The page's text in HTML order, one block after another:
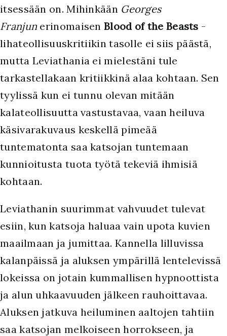
itsessään on. Mihinkään Georges
Franjun erinomaisenBlood of the Beasts -
lihateollisuuskritiikin tasolle ei siis päästä,
mutta Leviathania ei mielestäni tule
tarkastellakaan kritiikkinä alaa kohtaan. Sen
tyylissä kun ei tunnu olevan mitään
kalateollisuutta vastustavaa, vaan heiluva
käsivarakuvaus keskellä pimeää
tuntematonta saa katsojan tuntemaan
kunnioitusta tuota työtä tekeviä ihmisiä
kohtaan.
Leviathanin suurimmat vahvuudet tulevat
esiin, kun katsoja haluaa vain upota kuvien
maailmaan ja jumittaa. Kannella lilluvissa
kalanpäissä ja aluksen ympärillä lentelevissä
lokeissa on jotain kummallisen hypnoottista
ja alun uhkaavuuden jälkeen rauhoittavaa.
Aluksen jatkuva heiluminen aaltojen tahtiin
saa katsojan melkoiseen horrokseen, ja